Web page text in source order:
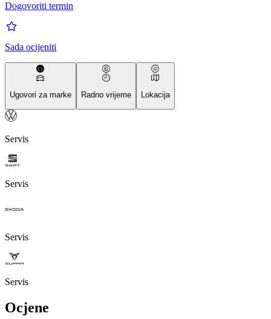
Dogovoriti termin
Sada ocijeniti
Ugovori za marke Radno vrijeme Lokacija
Servis
Servis
Servis
Servis
Ocjene